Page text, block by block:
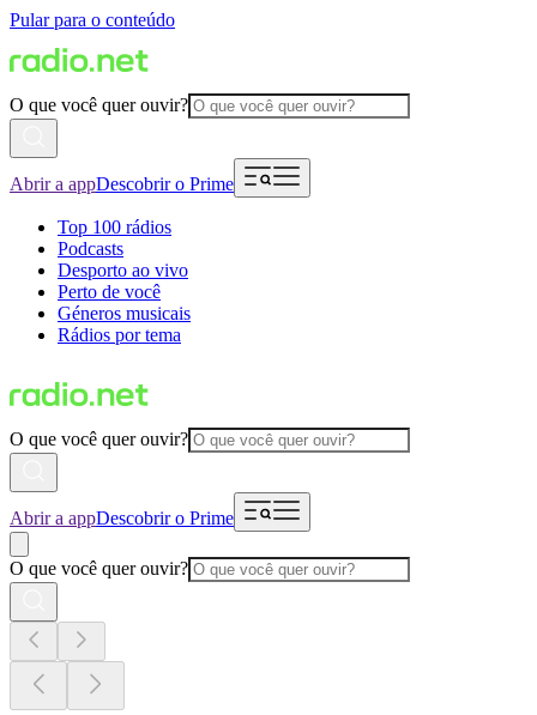
Pular para o conteúdo
O que você quer ouvir?
Abrir a appDescobrir o Prime
Top 100 rádios
Podcasts
Desporto ao vivo
Perto de você
Géneros musicais
Rádios por tema
O que você quer ouvir?
Abrir a appDescobrir o Prime
O que você quer ouvir?